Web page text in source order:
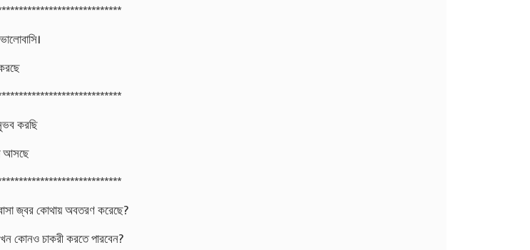
করছি
আসছে
জ্বর কোথায় অবতরণ করেছে?
কোনও চাকরী করতে পারবেন?